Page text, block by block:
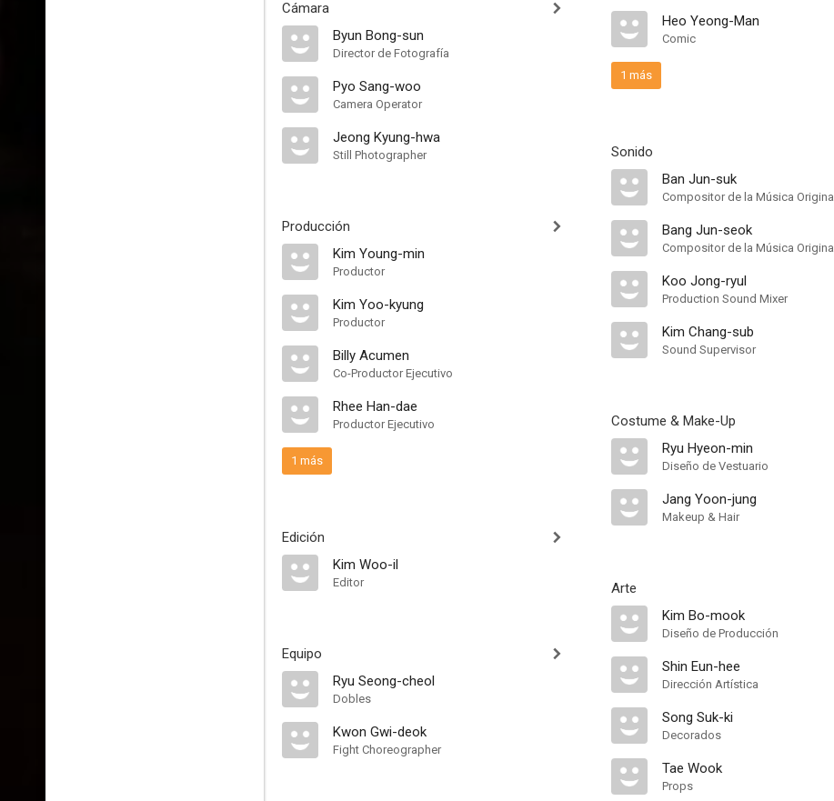
Cámara
Byun Bong-sun
Director de Fotografía
Pyo Sang-woo
Camera Operator
Jeong Kyung-hwa
Still Photographer
Producción
Kim Young-min
Productor
Kim Yoo-kyung
Productor
Billy Acumen
Co-Productor Ejecutivo
Rhee Han-dae
Productor Ejecutivo
1 más
Edición
Kim Woo-il
Editor
Equipo
Ryu Seong-cheol
Dobles
Kwon Gwi-deok
Fight Choreographer
Heo Yeong-Man
Comic
1 más
Sonido
Ban Jun-suk
Compositor de la Música Original
Bang Jun-seok
Compositor de la Música Original
Koo Jong-ryul
Production Sound Mixer
Kim Chang-sub
Sound Supervisor
Costume & Make-Up
Ryu Hyeon-min
Diseño de Vestuario
Jang Yoon-jung
Makeup & Hair
Arte
Kim Bo-mook
Diseño de Producción
Shin Eun-hee
Dirección Artística
Song Suk-ki
Decorados
Tae Wook
Props